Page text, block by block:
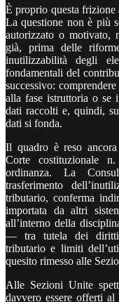
È proprio questa frizione
La questione non è più
autorizzato o motivato,
già, prima delle
inutilizzabilità degli
fondamentali del
successivo:
alla fase istruttoria o se
dati raccolti e, quindi,
dati si fonda.
Il quadro è reso
Corte costituzionale
ordinanza. La
trasferimento
tributario, conferma
importata da altri
all’interno della
— tra tutela dei diritti
tributario e limiti
quesito rimesso alle
Alle Sezioni Unite
davvero essere offerti al